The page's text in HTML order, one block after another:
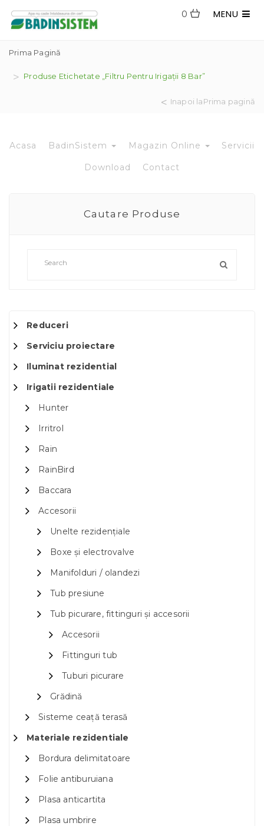
MENU
0
Prima Pagină
Produse Etichetate „filtru Pentru Irigații 8 Bar”
Inapoi laPrima pagină
Acasa BadinSistem Magazin Online Servicii
Download Contact
Cautare Produse
Reduceri
Serviciu proiectare
Iluminat rezidential
Irigatii rezidentiale
Hunter
Irritrol
Rain
RainBird
Baccara
Accesorii
Unelte rezidențiale
Boxe și electrovalve
Manifolduri / olandezi
Tub presiune
Tub picurare, fittinguri și accesorii
Accesorii
Fittinguri tub
Tuburi picurare
Grădină
Sisteme ceață terasă
Materiale rezidentiale
Bordura delimitatoare
Folie antiburuiana
Plasa anticartita
Plasa umbrire